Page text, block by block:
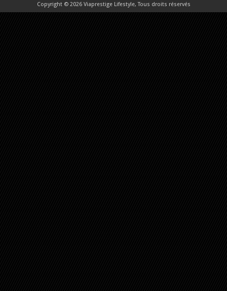
Copyright © 2026 Viaprestige Lifestyle, Tous droits réservés